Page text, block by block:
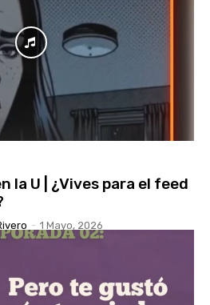
la U | ¿Vives para el feed
- 1 Mayo, 2026